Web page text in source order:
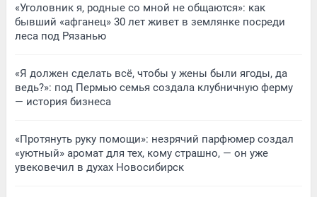
«Уголовник я, родные со мной не общаются»: как
бывший «афганец» 30 лет живет в землянке посреди
леса под Рязанью
«Я должен сделать всё, чтобы у жены были ягоды, да
ведь?»: под Пермью семья создала клубничную ферму
— история бизнеса
«Протянуть руку помощи»: незрячий парфюмер создал
«уютный» аромат для тех, кому страшно, — он уже
увековечил в духах Новосибирск